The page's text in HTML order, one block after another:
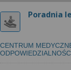
Poradnia
CENTRUM